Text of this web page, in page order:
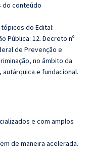
do conteúdo
do Edital:
Pública: 12. Decreto nº
de Prevenção e
no âmbito da
e fundacional.
e com amplos
de maneira acelerada.